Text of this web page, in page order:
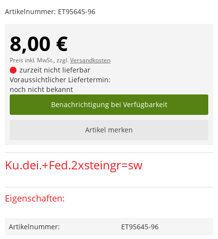
Artikelnummer: ET95645-96
8,00 €
Preis inkl. MwSt., zzgl.Versandkosten
zurzeit nicht lieferbar
Voraussichtlicher Liefertermin:
noch nicht bekannt
Benachrichtigung bei Verfügbarkeit
Artikel merken
Ku.dei.+Fed.2xsteingr=sw
Eigenschaften:
Artikelnummer:
ET95645-96